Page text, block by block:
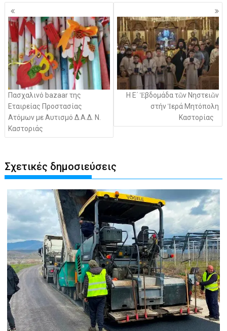
Πλοήγηση
άρθρων
Πασχαλινό bazaar της
Εταιρείας Προστασίας
Ατόμων με Αυτισμό Δ.Α.Δ. Ν.
Καστοριάς
Η Ε΄ Ἑβδομάδα τῶν Νηστειῶν
στήν Ἱερά Μητόπολη
Καστορίας
Σχετικές δημοσιεύσεις